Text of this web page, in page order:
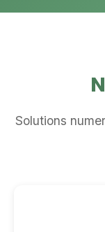
Solutions